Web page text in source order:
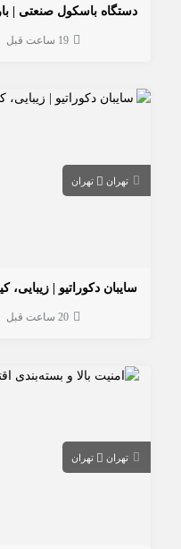
دستگاه باسکول صنعتی |
19 ساعت قبل
تهران تهران
20 ساعت قبل
تهران تهران